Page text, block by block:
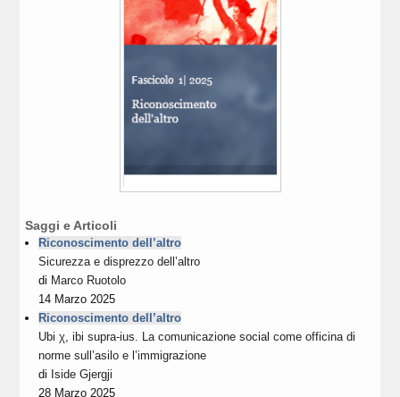
Saggi e Articoli
Riconoscimento dell’altro
Sicurezza e disprezzo dell’altro
di Marco Ruotolo
14 Marzo 2025
Riconoscimento dell’altro
Ubi χ, ibi supra-ius. La comunicazione social come officina di
norme sull’asilo e l’immigrazione
di Iside Gjergji
28 Marzo 2025